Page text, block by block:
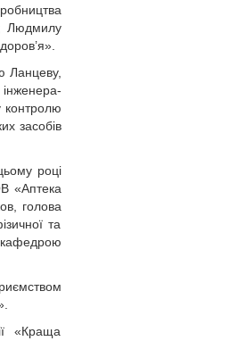
Людмилу
Ланцеву,
контролю
засобів
році
«Аптека
голова
та
кафедрою
«Краща